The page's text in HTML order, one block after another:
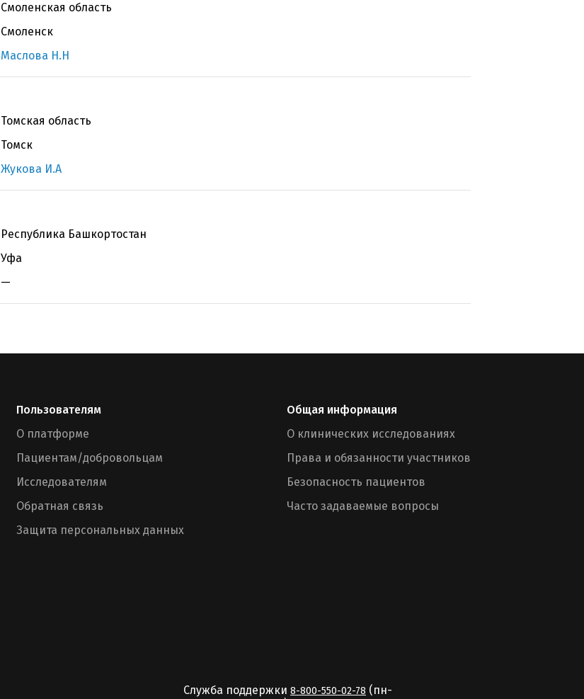
Смоленская область
Смоленск
Маслова Н.Н
Томская область
Томск
Жукова И.А
Республика Башкортостан
Уфа
—
Пользователям
О платформе
Пациентам/добровольцам
Исследователям
Обратная связь
Защита персональных данных
Общая информация
О клинических исследованиях
Права и обязанности участников
Безопасность пациентов
Часто задаваемые вопросы
Служба поддержки 8-800-550-02-78 (пн-